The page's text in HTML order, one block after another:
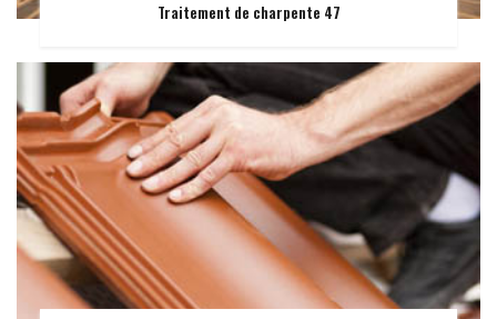
Traitement de charpente 47